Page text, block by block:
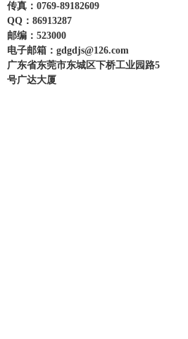
传真：0769-89182609
QQ：86913287
邮编：523000
电子邮箱：gdgdjs@126.com
广东省东莞市东城区下桥工业园路5
号广达大厦